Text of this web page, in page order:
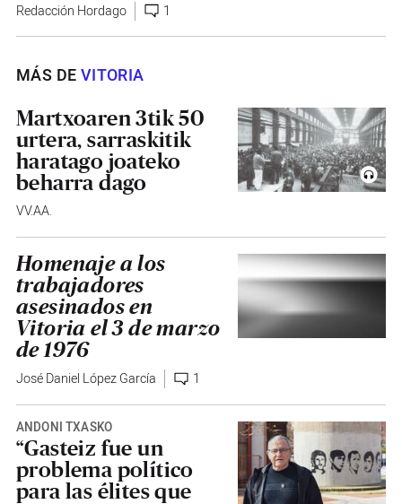
Redacción Hordago 1
MÁS DEVITORIA
Martxoaren 3tik 50
urtera, sarraskitik
haratago joateko
beharra dago
VV.AA.
Homenaje a los
trabajadores
asesinados en
Vitoria el 3 de marzo
de 1976
José Daniel López García 1
ANDONI TXASKO
“Gasteiz fue un
problema político
para las élites que